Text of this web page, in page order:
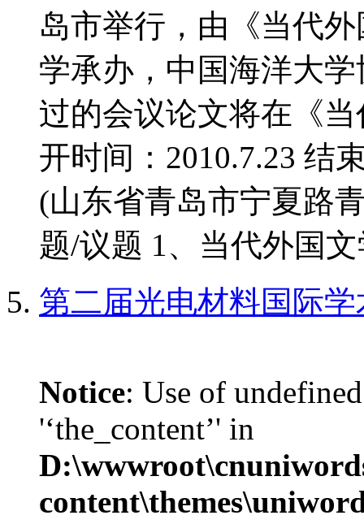
岛市举行，由《当代
学承办，中国海洋大
过的会议论文将在《
开时间：2010.7.23 结
(山东省青岛市宁夏路
题/议题 1、当代外国文
第二届光电材料国际
Notice: Use of
'‘the_content’' in